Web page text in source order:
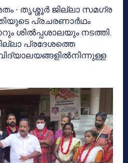
- തൃശ്ശൂർ ജില്ലാ സമഗ്ര
പ്രചരണാര്‍ഥം
ശിൽപ്പശാലയും‍ നടത്തി.
പ്രദേശത്തെ